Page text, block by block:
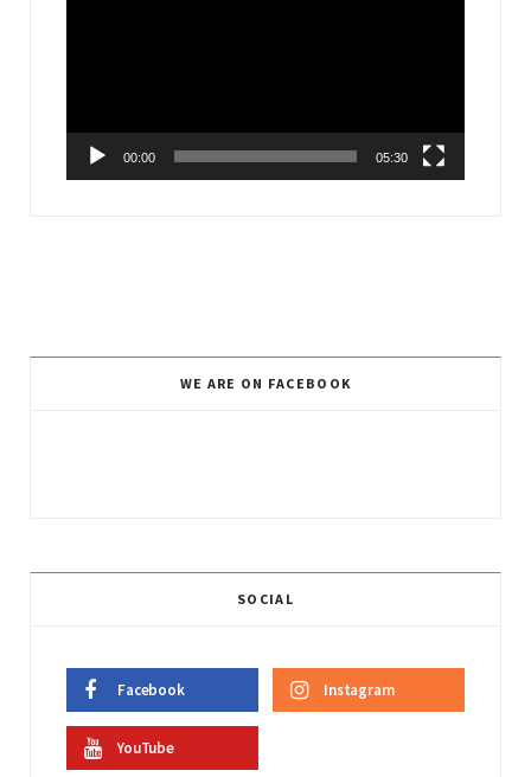
00:00 05:30
WE ARE ON FACEBOOK
SOCIAL
Facebook Instagram
YouTube